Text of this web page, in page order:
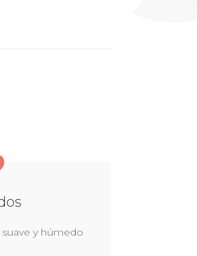
y húmedo